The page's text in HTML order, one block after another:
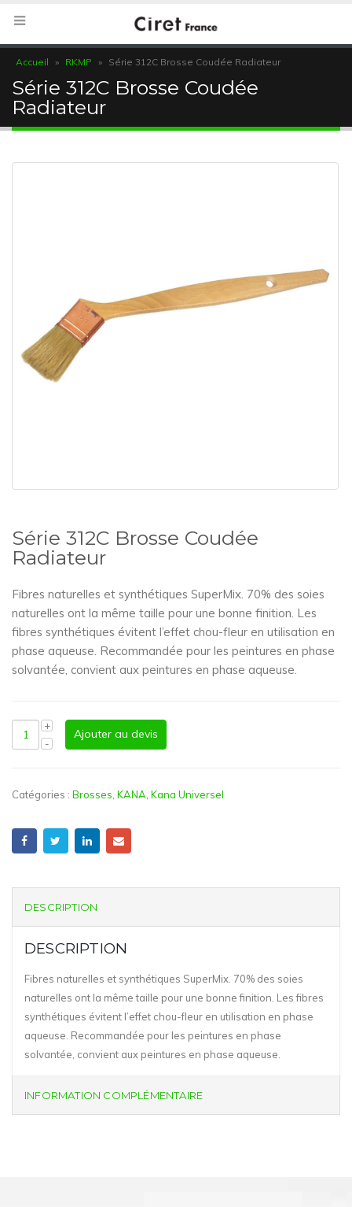
Accueil » RKMP » Série 312C Brosse Coudée Radiateur
Série 312C Brosse Coudée
Radiateur
Série 312C Brosse Coudée
Radiateur
Fibres naturelles et synthétiques SuperMix. 70% des soies
naturelles ont la même taille pour une bonne finition. Les
fibres synthétiques évitent l’effet chou-fleur en utilisation en
phase aqueuse. Recommandée pour les peintures en phase
solvantée, convient aux peintures en phase aqueuse.
Ajouter au devis
Catégories : Brosses, KANA, Kana Universel
DESCRIPTION
DESCRIPTION
Fibres naturelles et synthétiques SuperMix. 70% des soies
naturelles ont la même taille pour une bonne finition. Les fibres
synthétiques évitent l’effet chou-fleur en utilisation en phase
aqueuse. Recommandée pour les peintures en phase
solvantée, convient aux peintures en phase aqueuse.
INFORMATION COMPLÉMENTAIRE